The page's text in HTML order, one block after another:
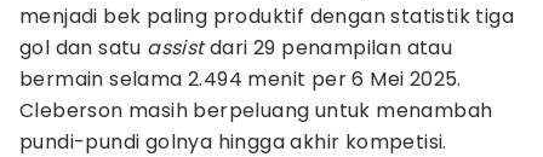
menjadi bek paling produktif dengan statistik tiga
gol dan satu assistdari 29 penampilan atau
bermain selama 2.494 menit per 6 Mei 2025.
Cleberson masih berpeluang untuk menambah
pundi-pundi golnya hingga akhir kompetisi.